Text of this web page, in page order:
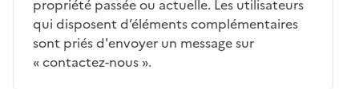
propriété passée ou actuelle. Les utilisateurs
qui disposent d’éléments complémentaires
sont priés d'envoyer un message sur
« contactez-nous ».